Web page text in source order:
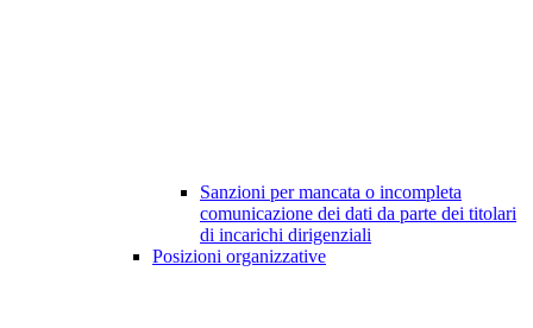
Sanzioni per mancata o incompleta
comunicazione dei dati da parte dei titolari
di incarichi dirigenziali
Posizioni organizzative